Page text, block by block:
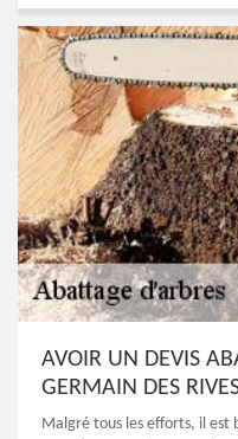
AVOIR UN DEVIS
GERMAIN DES
Malgré tous les efforts, il est